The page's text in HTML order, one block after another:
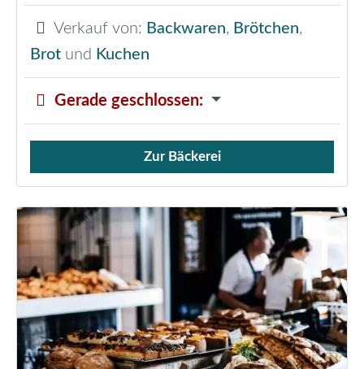
Verkauf von: Backwaren, Brötchen,
Brot und Kuchen
Gerade geschlossen:
Verkauf von Brötchen,
Zur Bäckerei